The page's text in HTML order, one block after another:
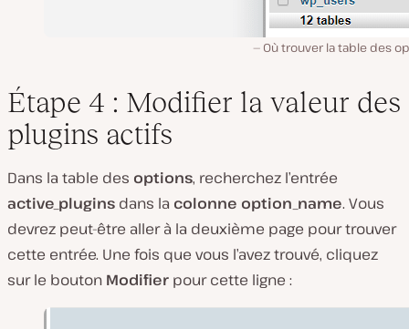
Où trouver la table des
Étape 4 : Modifier la valeur des
plugins actifs
Dans la table des options, recherchez l’entrée
active_plugins dans la colonne option_name. Vous
devrez peut-être aller à la deuxième page pour trouver
cette entrée. Une fois que vous l’avez trouvé, cliquez
sur le bouton Modifier pour cette ligne :